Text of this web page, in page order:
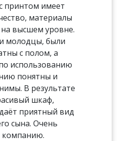
принтом имеет
материалы
высшем уровне.
молодцы, были
с полом, а
использованию
понятны и
В результате
шкаф,
приятный вид
сына. Очень